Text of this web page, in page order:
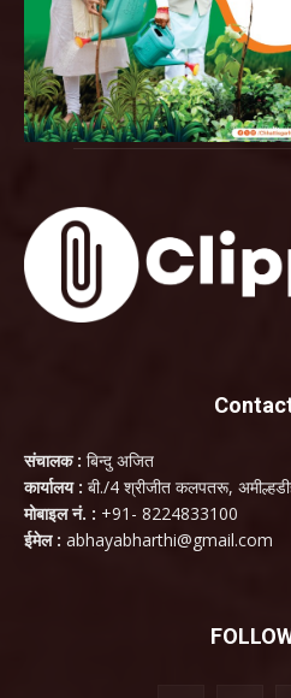
संचालक : बिन्दु अजित
कार्यालय : बी./4 श्रीजीत कलपतरू,
मोबाइल नं. : +91- 8224833100
ईमेल : abhayabharthi@gmail.com